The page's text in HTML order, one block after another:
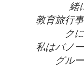
緒
教育旅行
ク
私はバノ
グル